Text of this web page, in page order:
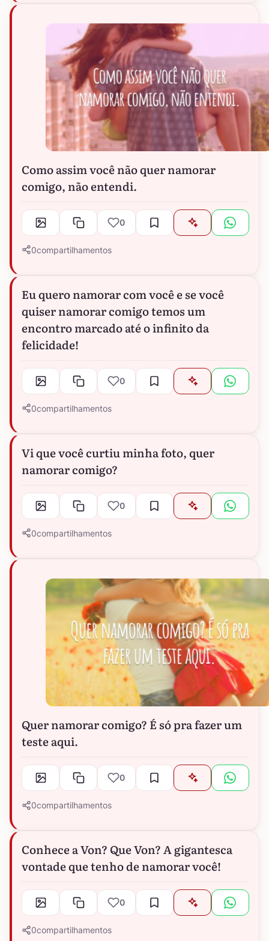
Como assim você não quer namorar
comigo, não entendi.
0
0compartilhamentos
Eu quero namorar com você e se você
quiser namorar comigo temos um
encontro marcado até o infinito da
felicidade!
0
0compartilhamentos
Vi que você curtiu minha foto, quer
namorar comigo?
0
0compartilhamentos
Quer namorar comigo? É só pra fazer um
teste aqui.
0
0compartilhamentos
Conhece a Von? Que Von? A gigantesca
vontade que tenho de namorar você!
0
0compartilhamentos